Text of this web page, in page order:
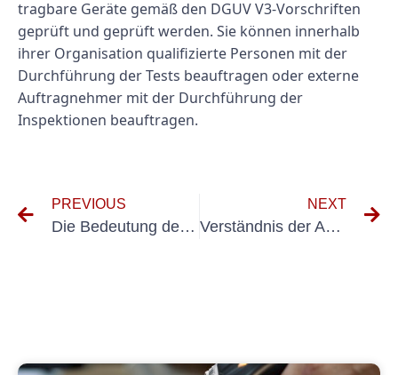
tragbare Geräte gemäß den DGUV V3-Vorschriften
geprüft und geprüft werden. Sie können innerhalb
ihrer Organisation qualifizierte Personen mit der
Durchführung der Tests beauftragen oder externe
Auftragnehmer mit der Durchführung der
Inspektionen beauftragen.
PREVIOUS
Die Bedeutung der Prüfrichtlinien VDS 2871 verstehen
NEXT
Verständnis der Anforderungen der VDE 0105 Teil 600 für elektrische Anlagen